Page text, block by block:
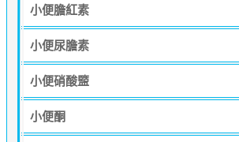
小便膽紅素
小便尿膽素
小便硝酸盬
小便酮